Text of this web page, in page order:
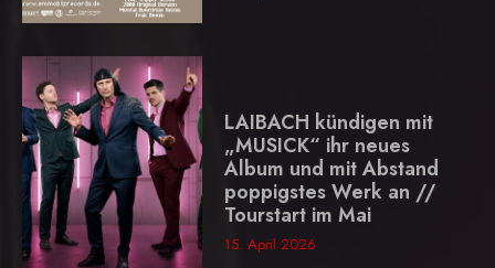
LAIBACH kündigen mit
„MUSICK“ ihr neues
Album und mit Abstand
poppigstes Werk an //
Tourstart im Mai
15. April 2026